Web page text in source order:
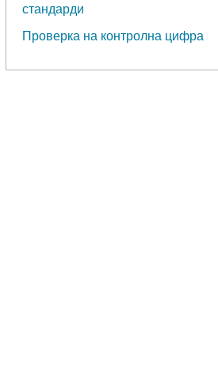
стандарди
Проверка на контролна цифра